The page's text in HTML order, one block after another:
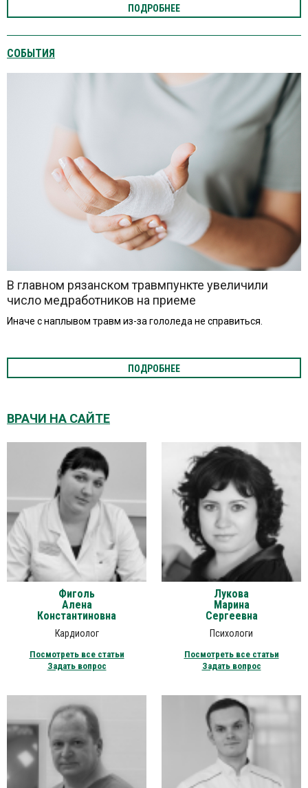
ПОДРОБНЕЕ
СОБЫТИЯ
В главном рязанском травмпункте увеличили
число медработников на приеме
Иначе с наплывом травм из-за гололеда не справиться.
ПОДРОБНЕЕ
ВРАЧИ НА САЙТЕ
Фиголь
Алена
Константиновна
Кардиолог
Посмотреть все статьи
Задать вопрос
Лукова
Марина
Сергеевна
Психологи
Посмотреть все статьи
Задать вопрос